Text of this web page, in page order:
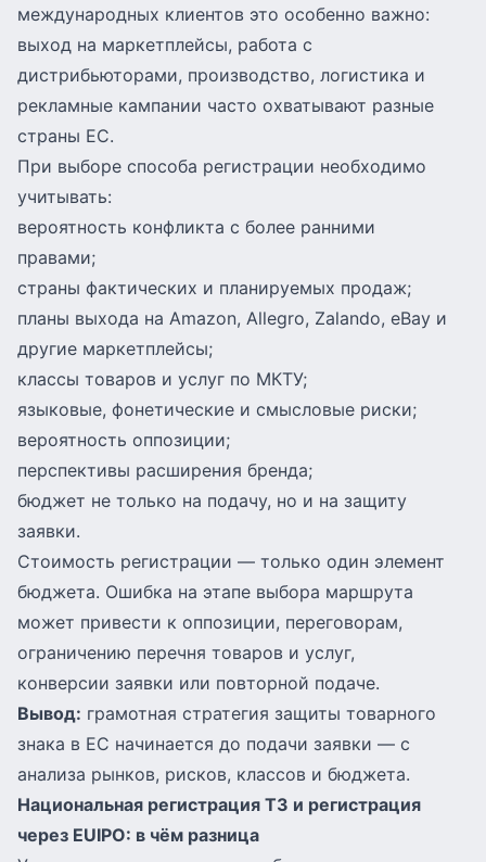
международных клиентов это особенно важно:
выход на маркетплейсы, работа с
дистрибьюторами, производство, логистика и
рекламные кампании часто охватывают разные
страны ЕС.
При выборе способа регистрации необходимо
учитывать:
вероятность конфликта с более ранними
правами;
страны фактических и планируемых продаж;
планы выхода на Amazon, Allegro, Zalando, eBay и
другие маркетплейсы;
классы товаров и услуг по МКТУ;
языковые, фонетические и смысловые риски;
вероятность оппозиции;
перспективы расширения бренда;
бюджет не только на подачу, но и на защиту
заявки.
Стоимость регистрации — только один элемент
бюджета. Ошибка на этапе выбора маршрута
может привести к оппозиции, переговорам,
ограничению перечня товаров и услуг,
конверсии заявки или повторной подаче.
Вывод: грамотная стратегия защиты товарного
знака в ЕС начинается до подачи заявки — с
анализа рынков, рисков, классов и бюджета.
Национальная регистрация ТЗ и регистрация
через EUIPO: в чём разница